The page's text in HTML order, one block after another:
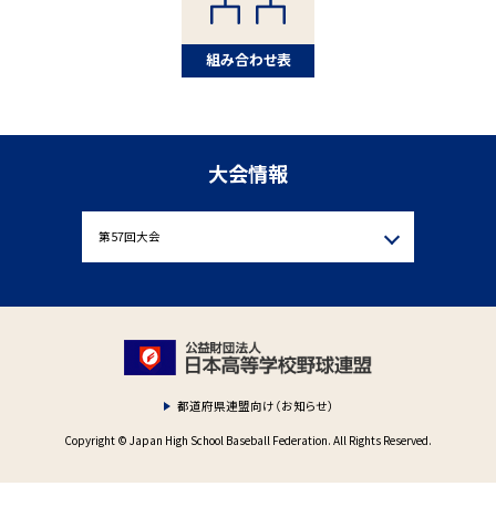
組み合わせ表
大会情報
都道府県連盟向け（お知らせ）
Copyright © Japan High School Baseball Federation. All Rights Reserved.